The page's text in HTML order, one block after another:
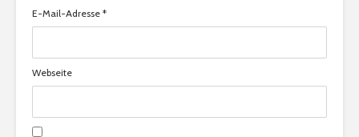
E-Mail-Adresse *
Webseite